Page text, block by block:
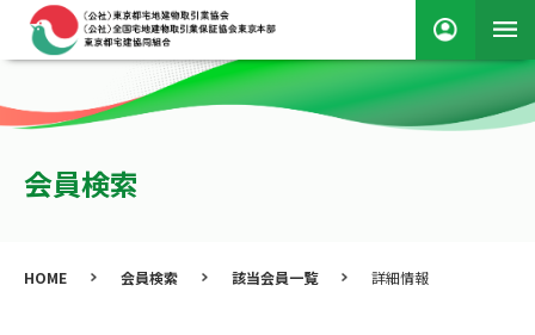
会員検索
HOME 会員検索 該当会員一覧 詳細情報